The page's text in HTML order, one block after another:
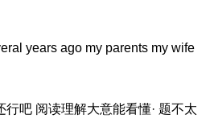
years ago my parents my wife
吧 阅读理解大意能看懂· 题不太